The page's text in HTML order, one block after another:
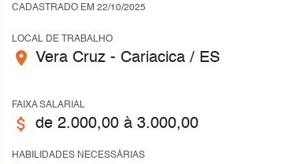
CADASTRADO EM 22/10/2025
LOCAL DE TRABALHO
place Vera Cruz - Cariacica / ES
FAIXA SALARIAL
attach_money de 2.000,00 à 3.000,00
HABILIDADES NECESSÁRIAS